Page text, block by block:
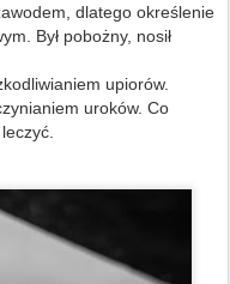
dlatego określenie
Był pobożny, nosił
upiorów.
uroków. Co